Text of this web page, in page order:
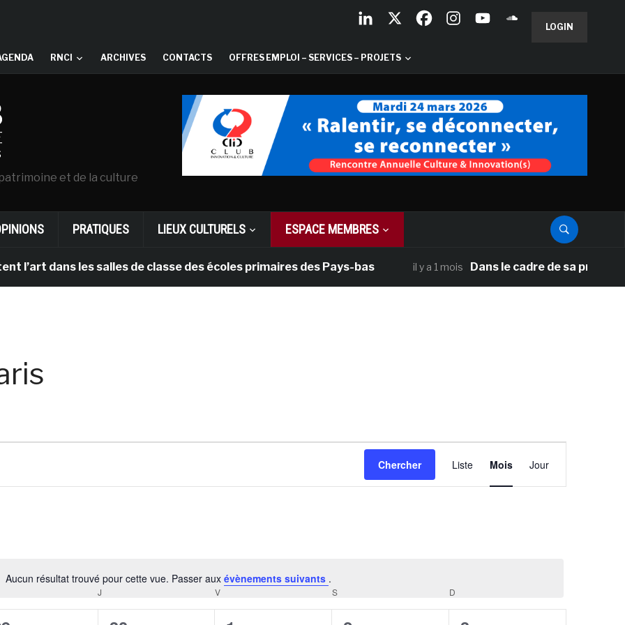
LOGIN
RNCI ARCHIVES CONTACTS OFFRES EMPLOI – SERVICES – PROJETS
et de la culture
PRATIQUES LIEUX CULTURELS ESPACE MEMBRES
l’art dans les salles de classe des écoles primaires des Pays-bas il y a 1 mois Dans le cadre de sa
Notice
Aucun résultat trouvé pour cette vue. Passer aux évènements suivants .
Chercher
de
vues
Liste Mois Jour
J V S D